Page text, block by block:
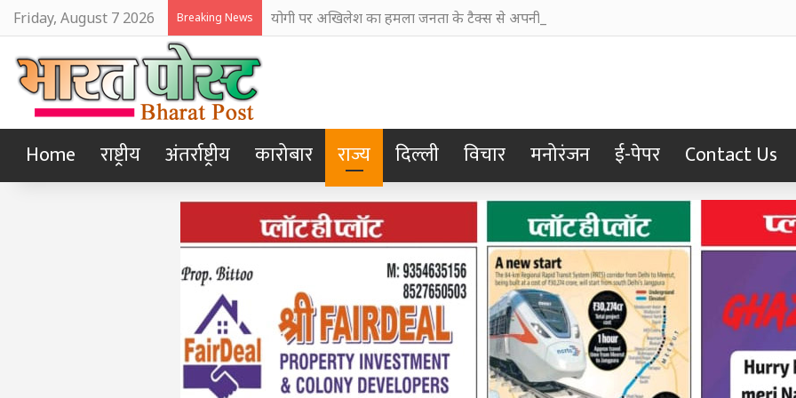
Friday, August 7 2026 Breaking News योगी पर अखिलेश का हमला जनता के टैक्स से अपनी छवि चमकाने में किया खर्च
Home राष्ट्रीय अंतर्राष्ट्रीय कारोबार राज्य दिल्ली विचार मनोरंजन ई-पेपर Contact Us